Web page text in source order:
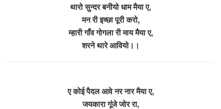
थारो सुन्दर बनीयो धाम मैया ए,
मन री इच्छा पूरी करो,
म्हारी गाँव गोगला री माय मैया ए,
शरने थारे आवियो।।
ए कोई पैदल आवे नर नार मैया ए,
जयकारा गूंजे जोर रा,